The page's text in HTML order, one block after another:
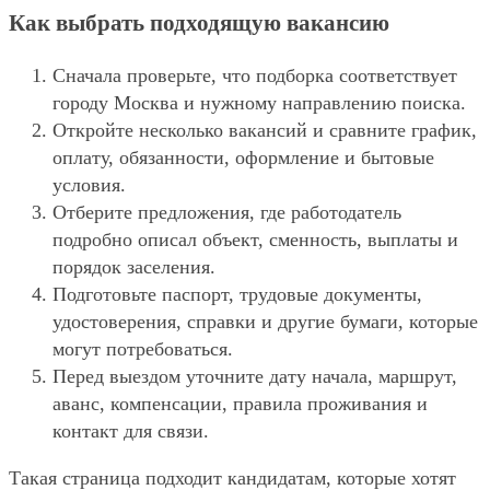
Как выбрать подходящую вакансию
Сначала проверьте, что подборка соответствует
городу Москва и нужному направлению поиска.
Откройте несколько вакансий и сравните график,
оплату, обязанности, оформление и бытовые
условия.
Отберите предложения, где работодатель
подробно описал объект, сменность, выплаты и
порядок заселения.
Подготовьте паспорт, трудовые документы,
удостоверения, справки и другие бумаги, которые
могут потребоваться.
Перед выездом уточните дату начала, маршрут,
аванс, компенсации, правила проживания и
контакт для связи.
Такая страница подходит кандидатам, которые хотят